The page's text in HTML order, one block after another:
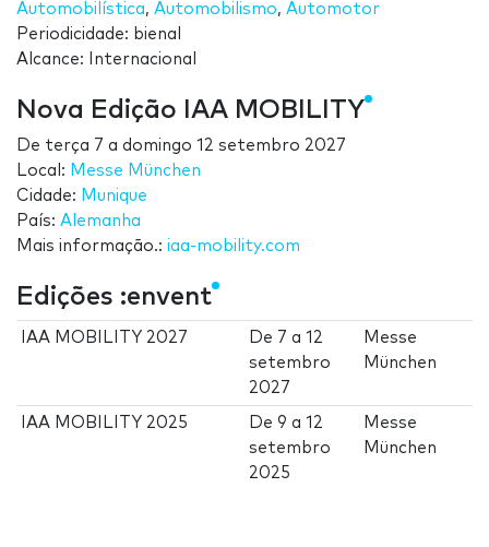
Automobilística, Automobilismo, Automotor
Periodicidade: bienal
Alcance: Internacional
Nova Edição IAA MOBILITY
De terça 7 a domingo 12 setembro 2027
Local: Messe München
Cidade: Munique
País: Alemanha
Mais informação.: iaa-mobility.com
Edições :envent
IAA MOBILITY 2027 De 7 a12
setembro
2027
Messe
München
IAA MOBILITY 2025 De9 a12
setembro
2025
Messe
München